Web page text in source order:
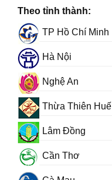
Theo tỉnh thành:
TP Hồ Chí Minh
Hà Nội
Nghệ An
Thừa Thiên Huế
Lâm Đồng
Cần Thơ